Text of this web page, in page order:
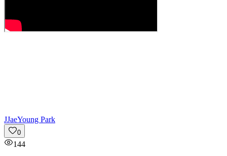
JJaeYoung Park
0
144